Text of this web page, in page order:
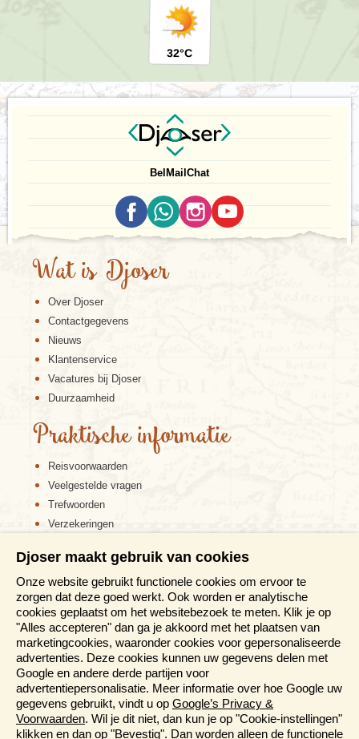
32°C
BelMailChat
Wat is Djoser
Over Djoser
Contactgegevens
Nieuws
Klantenservice
Vacatures bij Djoser
Duurzaamheid
Praktische informatie
Reisvoorwaarden
Veelgestelde vragen
Trefwoorden
Verzekeringen
Disclaimer
Cookiebeleid
Privacy verklaring
Reis en boek met Djoser zekerheid
Meer weten?
Brochures aanvragen
Informatiedagen
Magazine
Djoser maakt gebruik van cookies
Onze website gebruikt functionele cookies om ervoor te
zorgen dat deze goed werkt. Ook worden er analytische
cookies geplaatst om het websitebezoek te meten. Klik je op
"Alles accepteren" dan ga je akkoord met het plaatsen van
marketingcookies, waaronder cookies voor gepersonaliseerde
advertenties. Deze cookies kunnen uw gegevens delen met
Google en andere derde partijen voor
advertentiepersonalisatie. Meer informatie over hoe Google uw
gegevens gebruikt, vindt u op Google’s Privacy &
Voorwaarden. Wil je dit niet, dan kun je op "Cookie-instellingen"
klikken en dan op "Bevestig". Dan worden alleen de functionele